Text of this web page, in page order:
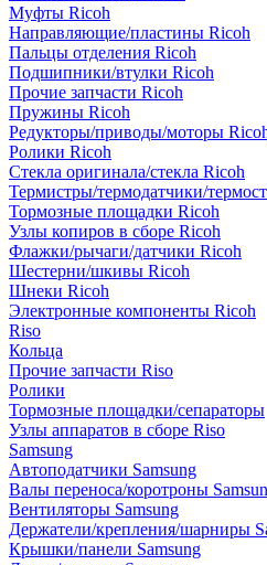
Муфты Ricoh
Направляющие/пластины Ricoh
Пальцы отделения Ricoh
Подшипники/втулки Ricoh
Прочие запчасти Ricoh
Пружины Ricoh
Редукторы/приводы/моторы
Ролики Ricoh
Стекла оригинала/стекла Ricoh
Термистры/термодатчики/
Тормозные площадки Ricoh
Узлы копиров в сборе Ricoh
Флажки/рычаги/датчики Ricoh
Шестерни/шкивы Ricoh
Шнеки Ricoh
Электронные компоненты Ricoh
Riso
Кольца
Прочие запчасти Riso
Ролики
Тормозные площадки/сепараторы
Узлы аппаратов в сборе Riso
Samsung
Автоподатчики Samsung
Валы переноса/коротроны
Вентиляторы Samsung
Держатели/крепления/шарниры
Крышки/панели Samsung